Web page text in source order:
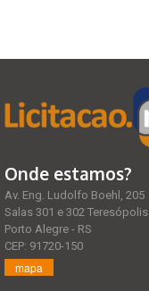
Onde estamos?
Av. Eng. Ludolfo Boehl, 205
Salas 301 e 302 Teresópolis
Porto Alegre - RS
CEP: 91720-150
mapa